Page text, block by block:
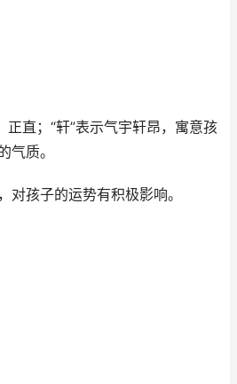
正直；“轩”表示气宇轩昂，寓意孩
气质。
对孩子的运势有积极影响。